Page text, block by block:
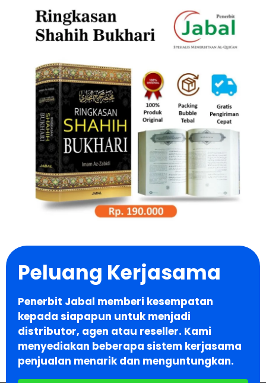
Peluang Kerjasama
Penerbit Jabal memberi kesempatan
kepada siapapun untuk menjadi
distributor, agen atau reseller. Kami
menyediakan beberapa sistem kerjasama
penjualan menarik dan menguntungkan.